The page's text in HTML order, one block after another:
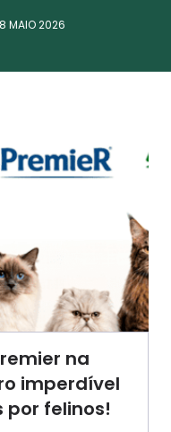
MAIO 2026
na
imperdível
por felinos!